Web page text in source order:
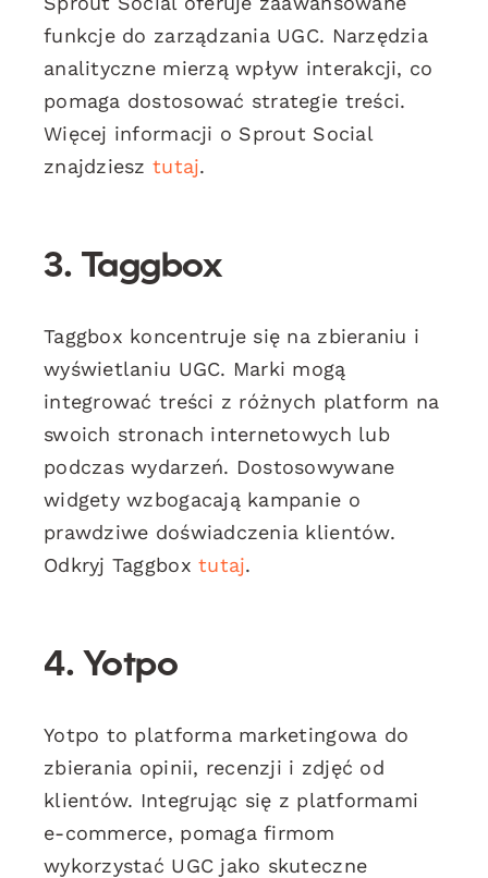
funkcje do zarządzania UGC. Narzędzia
analityczne mierzą wpływ interakcji, co
pomaga dostosować strategie treści.
Więcej informacji o Sprout Social
znajdziesz tutaj.
3. Taggbox
Taggbox koncentruje się na zbieraniu i
wyświetlaniu UGC. Marki mogą
integrować treści z różnych platform na
swoich stronach internetowych lub
podczas wydarzeń. Dostosowywane
widgety wzbogacają kampanie o
prawdziwe doświadczenia klientów.
Odkryj Taggboxtutaj.
4. Yotpo
Yotpo to platforma marketingowa do
zbierania opinii, recenzji i zdjęć od
klientów. Integrując się z platformami
e-commerce, pomaga firmom
wykorzystać UGC jako skuteczne